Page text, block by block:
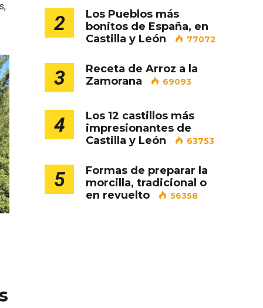
2
Los Pueblos más
bonitos de España, en
Castilla y León
77072
3
Receta de Arroz a la
Zamorana
69093
4
Los 12 castillos más
impresionantes de
Castilla y León
63753
5
Formas de preparar la
morcilla, tradicional o
en revuelto
56358
Cigales inaugura la
musealización de los arcos
de la Iglesia de Santiago
Apóstol